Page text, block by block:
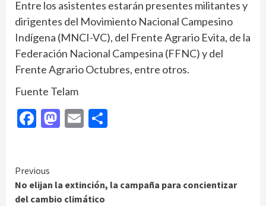
Entre los asistentes estarán presentes militantes y
dirigentes del Movimiento Nacional Campesino
Indígena (MNCI-VC), del Frente Agrario Evita, de la
Federación Nacional Campesina (FFNC) y del
Frente Agrario Octubres, entre otros.
Fuente Telam
Facebook
Mastodon
Email
Continue
Reading
Previous
No elijan la extinción, la campaña para concientizar
del cambio climático